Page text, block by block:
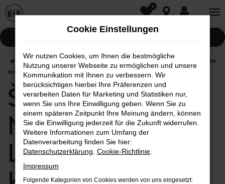
Zum
0
Škoda
Škoda Kodiaq Neuwagen
mit Lieferservice nach Kelheim
Škoda Kodiaq
Neuwagen mit
Lieferservice nach
Cookie Einstellungen
Wir nutzen Cookies, um Ihnen die bestmögliche
Nutzung unserer Webseite zu ermöglichen und unsere
Kommunikation mit Ihnen zu verbessern. Wir
berücksichtigen hierbei Ihre Präferenzen und
verarbeiten Daten für Marketing und Statistiken nur,
wenn Sie uns Ihre Einwilligung geben. Wenn Sie zu
einem späteren Zeitpunkt Ihre Meinung ändern, können
Sie die Einwilligung jederzeit für die Zukunft widerrufen.
Weitere Informationen zum Umfang der
Datenverarbeitung finden Sie hier:
Datenschutzerklärung Cookie-Richtlinie
Impressum
Folgende Kategorien von Cookies werden von uns eingesetzt: